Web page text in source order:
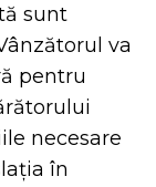
sunt
va
pentru
necesare
în